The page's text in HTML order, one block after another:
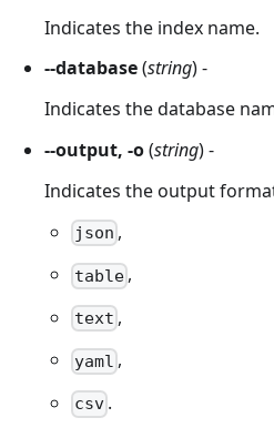
Indicates the index name.
--database(string) -
Indicates the database
--output, -o(string) -
Indicates the output
json ,
table ,
text ,
yaml ,
csv .